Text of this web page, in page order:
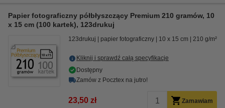
Papier fotograficzny półbłyszczący Premium 210 gramów, 10
x 15 cm (100 kartek), 123drukuj
123drukuj papier fotograficzny 10 x 15 cm 210 g/m²
Kliknij i sprawdź całą specyfikacje
Dostępny
Zamów z Pocztex na jutro!
23,50 zł Zamawiam